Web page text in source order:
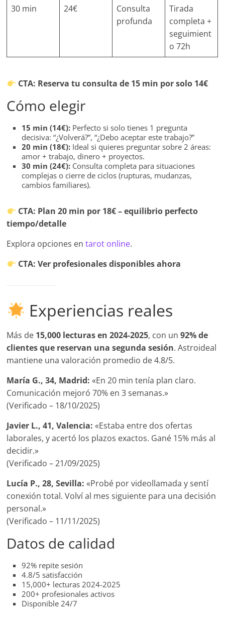
30 min
24€
Consulta
profunda
Tirada
completa +
seguimient
o 72h
CTA: Reserva tu consulta de 15 min por solo 14€
Cómo elegir
15 min (14€): Perfecto si solo tienes 1 pregunta
decisiva: “¿Volverá?”, “¿Debo aceptar este trabajo?”
20 min (18€): Ideal si quieres preguntar sobre 2 áreas:
amor + trabajo, dinero + proyectos.
30 min (24€): Consulta completa para situaciones
complejas o cierre de ciclos (rupturas, mudanzas,
cambios familiares).
CTA: Plan 20 min por 18€ – equilibrio perfecto
tiempo/detalle
Explora opciones entarot online.
CTA: Ver profesionales disponibles ahora
Experiencias reales
Más de 15,000 lecturas en 2024-2025, con un92% de
clientes que reservan una segunda sesión. Astroideal
mantiene una valoración promedio de 4.8/5.
María G., 34, Madrid: «En 20 min tenía plan claro.
Comunicación mejoró 70% en 3 semanas.»
(Verificado – 18/10/2025)
Javier L., 41, Valencia: «Estaba entre dos ofertas
laborales, y acertó los plazos exactos. Gané 15% más al
decidir.»
(Verificado – 21/09/2025)
Lucía P., 28, Sevilla: «Probé por videollamada y sentí
conexión total. Volví al mes siguiente para una decisión
personal.»
(Verificado – 11/11/2025)
Datos de calidad
92% repite sesión
4.8/5 satisfacción
15,000+ lecturas 2024-2025
200+ profesionales activos
Disponible 24/7